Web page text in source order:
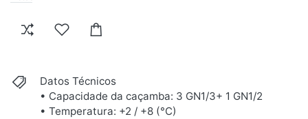
Datos Técnicos
• Capacidade da caçamba: 3 GN1/3+ 1 GN1/2
• Temperatura: +2 / +8 (°C)